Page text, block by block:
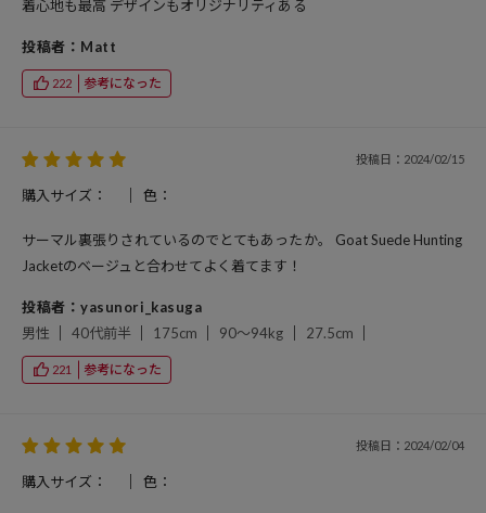
着心地も最高 デザインもオリジナリティある
投稿者：Matt
222 参考になった
投稿日：2024/02/15
購入サイズ： 色：
サーマル裏張りされているのでとてもあったか。 Goat Suede Hunting
Jacketのベージュと合わせてよく着てます！
投稿者：yasunori_kasuga
男性
40代前半 175cm 90～94kg 27.5cm
221 参考になった
投稿日：2024/02/04
購入サイズ： 色：